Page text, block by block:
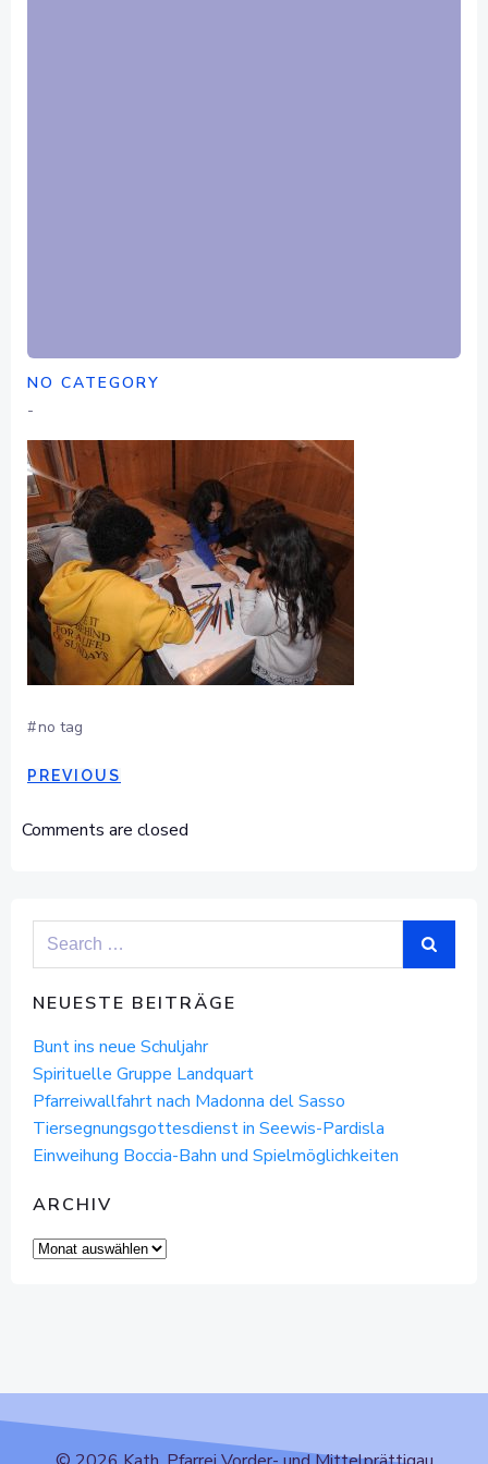
NO CATEGORY
-
#no tag
POST
NAVIGATION
PREVIOUS
Comments are closed
Search
NEUESTE BEITRÄGE
Bunt ins neue Schuljahr
Spirituelle Gruppe Landquart
Pfarreiwallfahrt nach Madonna del Sasso
Tiersegnungsgottesdienst in Seewis-Pardisla
Einweihung Boccia-Bahn und Spielmöglichkeiten
ARCHIV
Archiv